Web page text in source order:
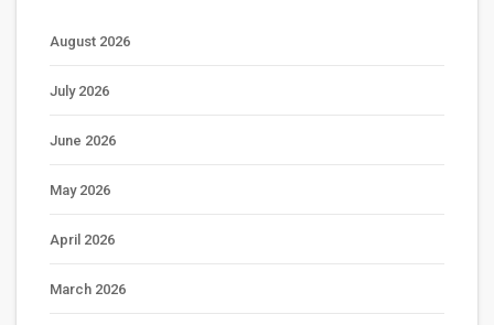
August 2026
July 2026
June 2026
May 2026
April 2026
March 2026